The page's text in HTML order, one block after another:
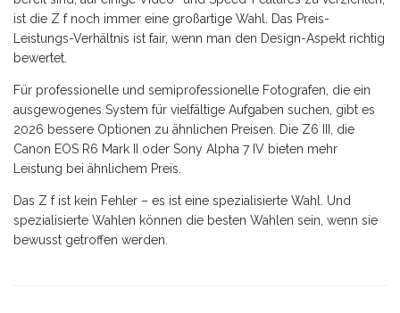
ist die Z f noch immer eine großartige Wahl. Das Preis-
Leistungs-Verhältnis ist fair, wenn man den Design-Aspekt richtig
bewertet.
Für professionelle und semiprofessionelle Fotografen, die ein
ausgewogenes System für vielfältige Aufgaben suchen, gibt es
2026 bessere Optionen zu ähnlichen Preisen. Die Z6 III, die
Canon EOS R6 Mark II oder Sony Alpha 7 IV bieten mehr
Leistung bei ähnlichem Preis.
Das Z f ist kein Fehler – es ist eine spezialisierte Wahl. Und
spezialisierte Wahlen können die besten Wahlen sein, wenn sie
bewusst getroffen werden.